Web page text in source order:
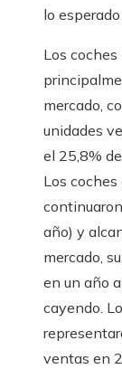
lo esperado
Los
mercado,
unidades
el 25,8%
Los
año) y
mercado,
en un año
cayendo.
ventas en